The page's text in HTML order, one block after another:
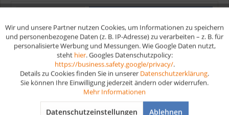
Merken
Artikel-Nr.: HB207N
Funktionale Aktiv
Aktiv
Wir und unsere Partner nutzen Cookies, um Informationen zu speichern
und personenbezogene Daten (z. B. IP-Adresse) zu verarbeiten – z. B. für
personalisierte Werbung und Messungen. Wie Google Daten nutzt,
steht hier. Googles Datenschutzpolicy:
https://business.safety.google/privacy/.
Details zu Cookies finden Sie in unserer Datenschutzerklärung.
Sie können Ihre Einwilligung jederzeit ändern oder widerrufen.
Mehr Informationen
Datenschutzeinstellungen Ablehnen